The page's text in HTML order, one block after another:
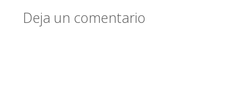
Deja un comentario